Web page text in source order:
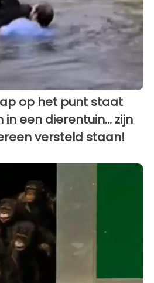
op het punt staat
een dierentuin... zijn
versteld staan!